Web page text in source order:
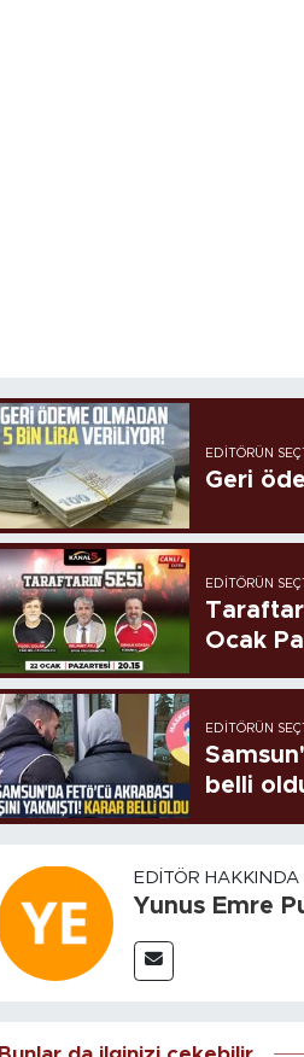
EDITÖRÜN
Geri
EDITÖRÜN
Ocak
EDITÖRÜN
belli
EDITÖR HAKKINDA
Yunus Emre